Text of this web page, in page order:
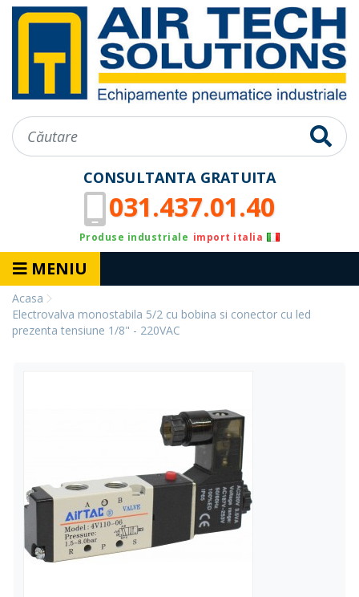
CONSULTANTA GRATUITA
031.437.01.40
Produse industriale import italia
MENIU
Acasa
Electrovalva monostabila 5/2 cu bobina si conector cu led
prezenta tensiune 1/8" - 220VAC